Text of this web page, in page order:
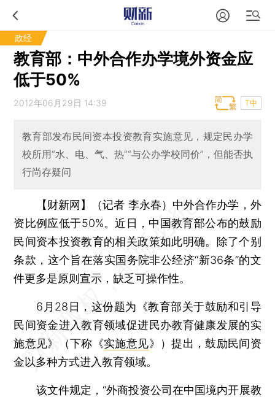
政经
教育部：中外合作办学境外资金应
低于50%
2012年06月29日 14:39 T中
教育部发布民间资本投资教育实施意见，规定民办学
校所用“水、电、气、热”“与公办学校同价”，但能否执
行尚存疑问
【财新网】（记者 李永春） 中外合作办学，外
资比例应低于50%。近日，中国教育部公布的鼓励
民间资本投资教育的相关政策如此明确。除了个别
条款，这个旨在落实国务院非公经济“新36条”的文
件更多是原则宣示，缺乏可操作性。
6月28日，这份题为《教育部关于鼓励和引导
民间资金进入教育领域促进民办教育健康发展的实
施意见》（下称《实施意见》）提出，鼓励民间资
金以多种方式进入教育领域。
该文件规定，“外商投资公司在中国境内开展教